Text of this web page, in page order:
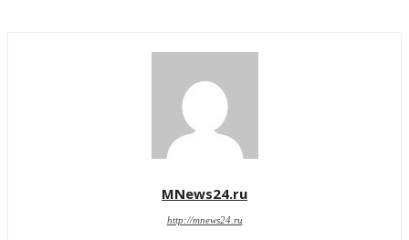
MNews24.ru
http://mnews24.ru